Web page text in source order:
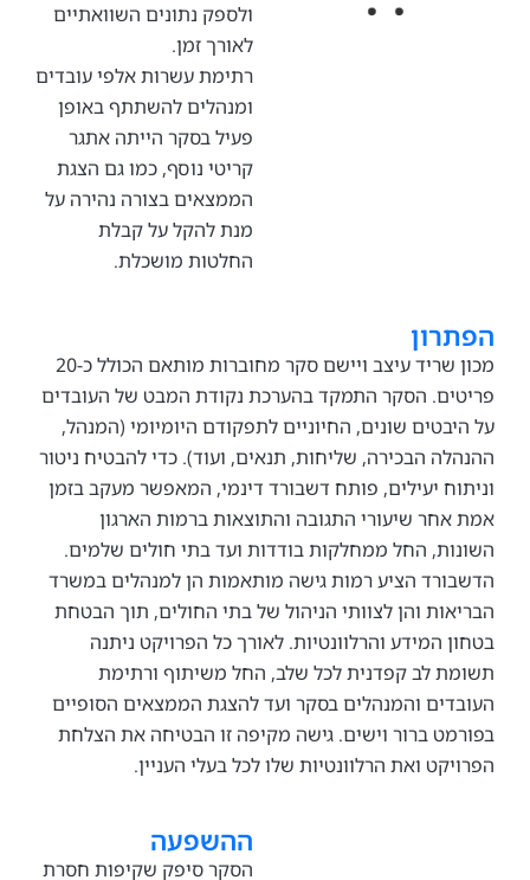
ולספק נתונים השוואתיים
לאורך זמן.
רתימת עשרות אלפי עובדים
ומנהלים להשתתף באופן
פעיל בסקר הייתה אתגר
קריטי נוסף, כמו גם הצגת
הממצאים בצורה נהירה על
מנת להקל על קבלת
החלטות מושכלת.
מכון שריד עיצב ויישם סקר מחוברות מותאם הכולל כ-20
הסקר התמקד בהערכת נקודת המבט של העובדים
שונים, החיוניים לתפקודם היומיומי (המנהל,
הבכירה, שליחות, תנאים, ועוד). כדי להבטיח ניטור
יעילים, פותח דשבורד דינמי, המאפשר מעקב בזמן
שיעורי התגובה והתוצאות ברמות הארגון
החל ממחלקות בודדות ועד בתי חולים שלמים.
הציע רמות גישה מותאמות הן למנהלים במשרד
והן לצוותי הניהול של בתי החולים, תוך הבטחת
המידע והרלוונטיות. לאורך כל הפרויקט ניתנה
לב קפדנית לכל שלב, החל משיתוף ורתימת
והמנהלים בסקר ועד להצגת הממצאים הסופיים
ברור וישים. גישה מקיפה זו הבטיחה את הצלחת
ואת הרלוונטיות שלו לכל בעלי העניין.
ההשפעה
הסקר סיפק שקיפות חסרת